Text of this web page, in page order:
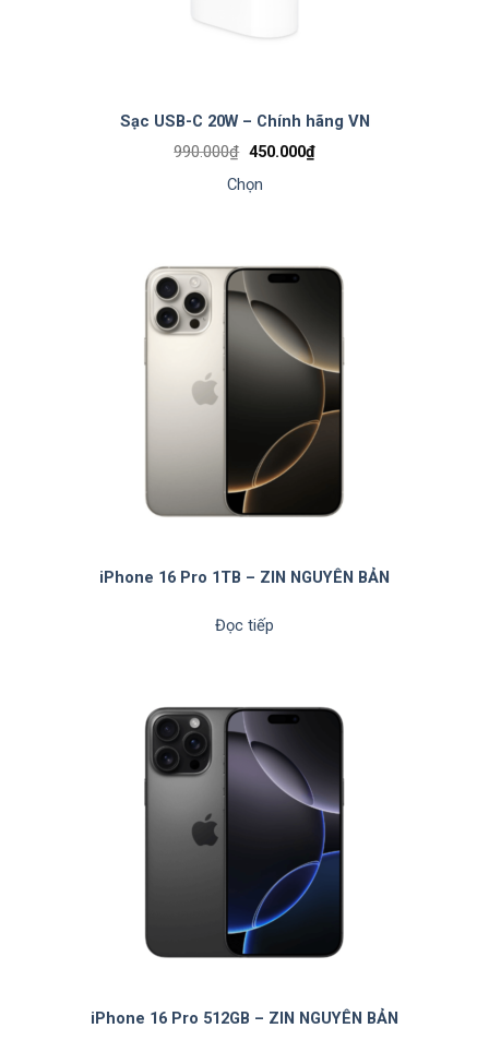
Sạc USB-C 20W – Chính hãng VN
990.000₫ Giá
là:
990.000₫.
450.000₫Giá
hiện
Chọn
iPhone 16 Pro 1TB – ZIN NGUYÊN BẢN
Đọc tiếp
iPhone 16 Pro 512GB – ZIN NGUYÊN BẢN